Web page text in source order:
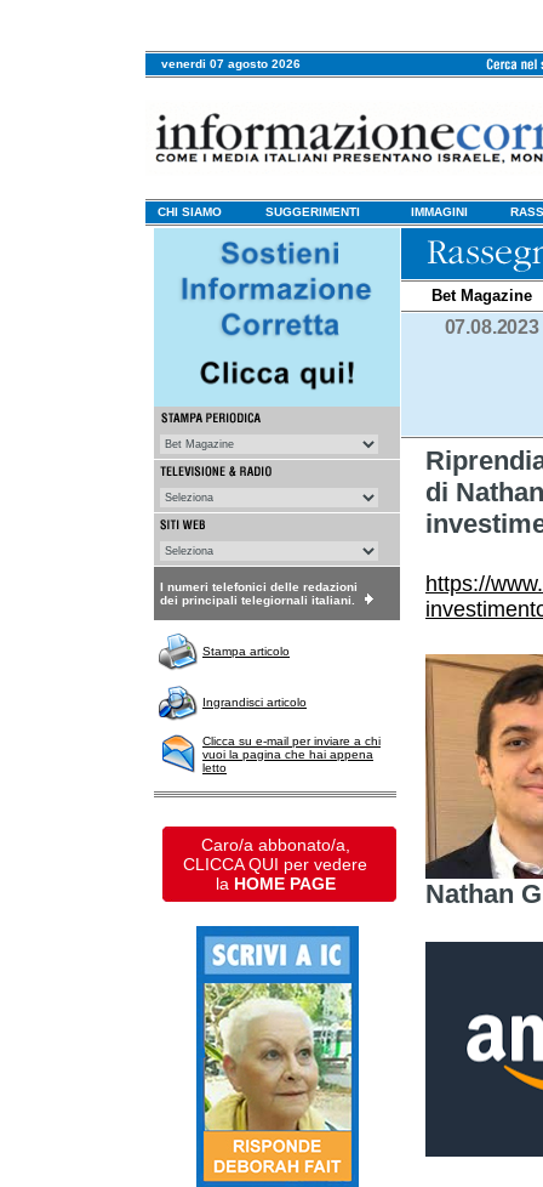
venerdi 07 agosto 2026
CHI SIAMO SUGGERIMENTI IMMAGINI
I numeri telefonici delle redazioni
dei principali telegiornali italiani.
Stampa articolo
Ingrandisci articolo
Clicca su e-mail per inviare a chi
vuoi la pagina che hai appena
letto
Caro/a abbonato/a,
CLICCA QUI per vedere
la HOME PAGE
Bet Magazine
07.08.2023
di
https://
Nathan